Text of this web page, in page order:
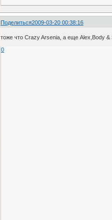
Поделиться2009-03-20 00:38:16
тоже что Crazy Arsenia, а еще Alex,Body
0